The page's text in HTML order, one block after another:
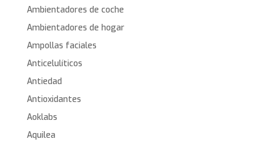
Ambientadores de coche
Ambientadores de hogar
Ampollas faciales
Anticelulíticos
Antiedad
Antioxidantes
Aoklabs
Aquilea